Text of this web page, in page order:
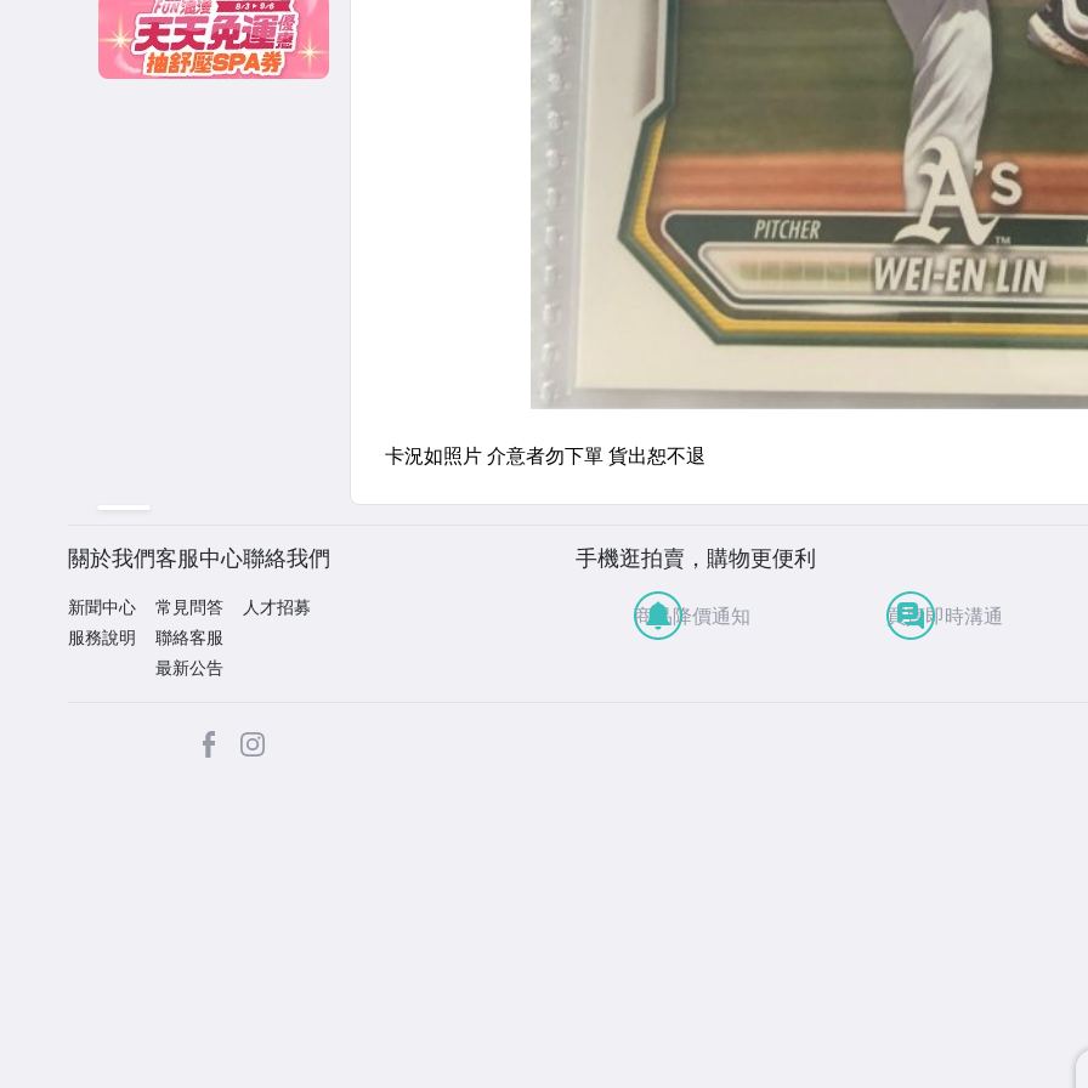
關於我們
新聞中心
服務說明
客服中心
常見問答
聯絡客服
最新公告
聯絡我們
人才招募
手機逛拍賣，購物更便利
商品降價通知 買賣即時溝通
facebook